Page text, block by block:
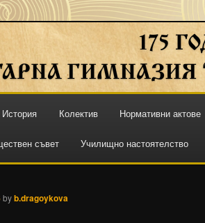
КИРИЛ И
История Колектив Нормативни актове
съвет Училищно настоятелство
byb.dragoykova